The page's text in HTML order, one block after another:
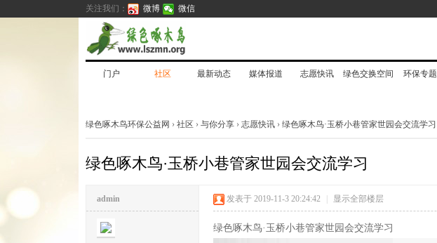
关注我们： 微博 微信
门户 社区 最新动态 媒体报道 志愿快讯 绿色交换空间 环保专题
绿色啄木鸟环保公益网 › 社区 › 与你分享 › 志愿快讯 › 绿色啄木鸟·玉桥小巷管家世园会交流学习
绿色啄木鸟·玉桥小巷管家世园会交流学习
admin 发表于 2019-11-3 20:24:42 显示全部楼层
绿色啄木鸟·玉桥小巷管家世园会交流学习